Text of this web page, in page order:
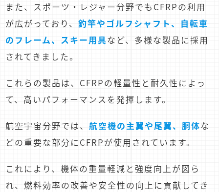
また、スポーツ・レジャー分野でもCFRPの利用
が広がっており、釣竿やゴルフシャフト、自転車
のフレーム、スキー用具など、多様な製品に採用
されてきました。
これらの製品は、CFRPの軽量性と耐久性によっ
て、高いパフォーマンスを発揮します。
航空宇宙分野では、航空機の主翼や尾翼、胴体な
どの重要な部分にCFRPが使用されています。
これにより、機体の重量軽減と強度向上が図ら
れ、燃料効率の改善や安全性の向上に貢献してき